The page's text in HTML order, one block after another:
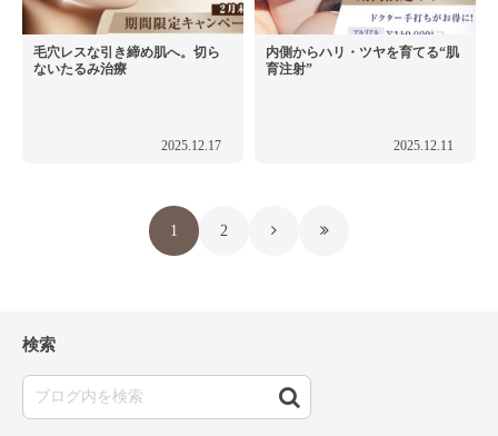
毛穴レスな引き締め肌へ。切ら
ないたるみ治療
2025.12.17
内側からハリ・ツヤを育てる“肌
育注射”
2025.12.11
1 2
検索